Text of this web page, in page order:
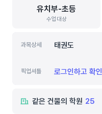
유치부-초등
수업대상
과목상세 태권도
픽업셔틀 로그인하고 확인
같은 건물의 학원 25